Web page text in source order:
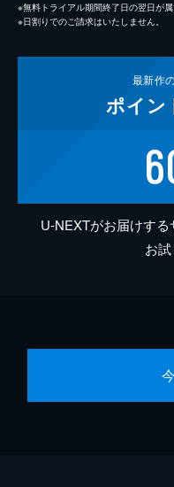
※無料トライアル期間終了日の翌日が
※日割りでのご請求はいたしません。
最新作
ポイン
U-NEXTがお届けす
お試